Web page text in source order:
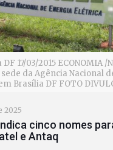
DF 17/03/2015 ECONOMIA /
sede da Agência Nacional
Brasília DF FOTO
2025
cinco nomes
e Antaq